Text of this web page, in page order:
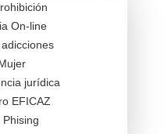
On-line
jurídica
EFICAZ
Phising